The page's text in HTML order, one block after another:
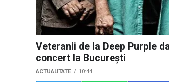
Veteranii de la Deep Purple
concert la București
ACTUALITATE 10:44